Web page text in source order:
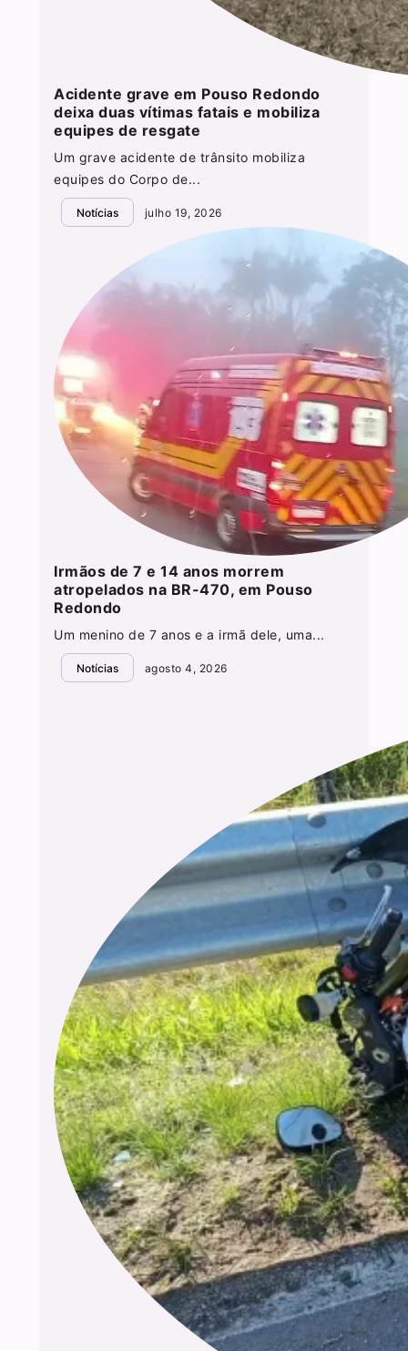
Acidente grave em Pouso Redondo
deixa duas vítimas fatais e mobiliza
equipes de resgate
Um grave acidente de trânsito mobiliza
equipes do Corpo de...
Notícias julho 19, 2026
Irmãos de 7 e 14 anos morrem
atropelados na BR-470, em Pouso
Redondo
Um menino de 7 anos e a irmã dele, uma...
Notícias agosto 4, 2026